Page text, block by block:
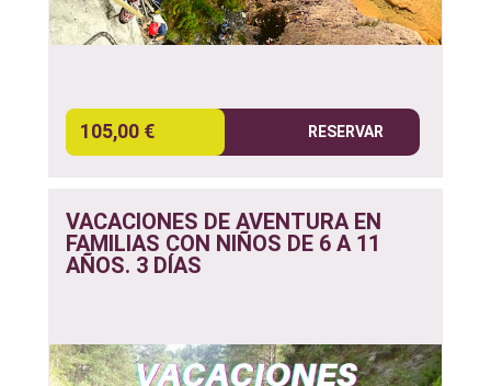
105,00 € RESERVAR
VACACIONES DE AVENTURA EN
FAMILIAS CON NIÑOS DE 6 A 11
AÑOS. 3 DÍAS